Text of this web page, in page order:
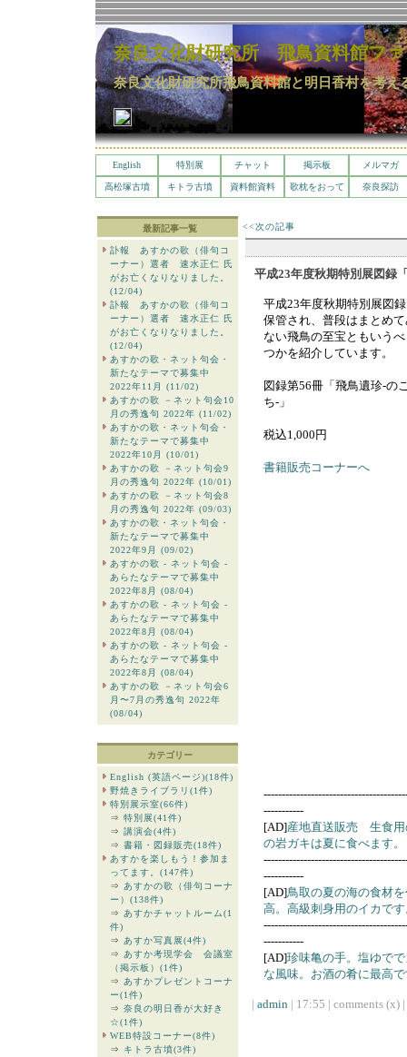
奈良文化財研究所 飛鳥資料館ファ
奈良文化財研究所飛鳥資料館と明日香村を考え
English 特別展 チャット 掲示板 メルマガ
高松塚古墳 キトラ古墳 資料館資料 歌枕をおって 奈良探訪
最新記事一覧
訃報 あすかの歌（俳句コ
ーナー）選者 速水正仁 氏
がお亡くなりなりました。
(12/04)
訃報 あすかの歌（俳句コ
ーナー）選者 速水正仁 氏
がお亡くなりなりました。
(12/04)
あすかの歌・ネット句会・
新たなテーマで募集中
2022年11月 (11/02)
あすかの歌 －ネット句会10
月の秀逸句 2022年 (11/02)
あすかの歌・ネット句会・
新たなテーマで募集中
2022年10月 (10/01)
あすかの歌 －ネット句会9
月の秀逸句 2022年 (10/01)
あすかの歌 －ネット句会8
月の秀逸句 2022年 (09/03)
あすかの歌・ネット句会・
新たなテーマで募集中
2022年9月 (09/02)
あすかの歌 - ネット句会 -
あらたなテーマで募集中
2022年8月 (08/04)
あすかの歌 - ネット句会 -
あらたなテーマで募集中
2022年8月 (08/04)
あすかの歌 - ネット句会 -
あらたなテーマで募集中
2022年8月 (08/04)
あすかの歌 －ネット句会6
月〜7月の秀逸句 2022年
(08/04)
カテゴリー
English (英語ページ)(18件)
野焼きライブラリ(1件)
特別展示室(66件)
⇒ 特別展(41件)
⇒ 講演会(4件)
⇒ 書籍・図録販売(18件)
あすかを楽しもう！参加ま
ってます。(147件)
⇒ あすかの歌（俳句コーナ
ー）(138件)
⇒ あすかチャットルーム(1
件)
⇒ あすか写真展(4件)
⇒ あすか考現学会 会議室
（掲示板）(1件)
⇒ あすかプレゼントコーナ
ー(1件)
⇒ 奈良の明日香が大好き
☆(1件)
WEB特設コーナー(8件)
⇒ キトラ古墳(3件)
<<次の記事
平成23年度秋期特別展図録
平成23年度秋期特別展図
保管され、普段はまとめ
ない飛鳥の至宝ともいう
つかを紹介しています。
図録第56冊「飛鳥遺珍-の
ち-」
税込1,000円
書籍販売コーナーへ
-----------
[AD]産地直送販売 生食用
の岩ガキは夏に食べます。
-----------
[AD]鳥取の夏の海の食材
高。高級刺身用のイカで
-----------
[AD]珍味亀の手。塩ゆで
な風味。お酒の肴に最高
| admin | 17:55 | comments (x)